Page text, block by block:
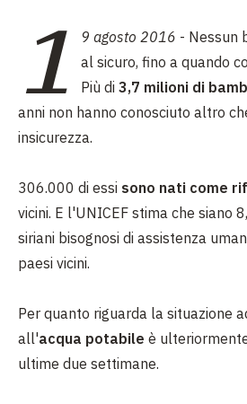
1 9 agosto 2016 - Nessun
al sicuro, fino a quando
Più di 3,7 milioni di
anni non hanno conosciuto altro
insicurezza.
306.000 di essi sono nati come
vicini. E l'UNICEF stima che siano
siriani bisognosi di assistenza
paesi vicini.
Per quanto riguarda la situazione
all'acqua potabile è
ultime due settimane.